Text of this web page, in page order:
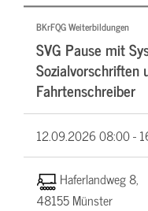
BKrFQG Weiterbildungen
SVG Pause mit
Sozialvorschriften
Fahrtenschreiber
12.09.202608:00 -
Haferlandweg 8,
48155 Münster